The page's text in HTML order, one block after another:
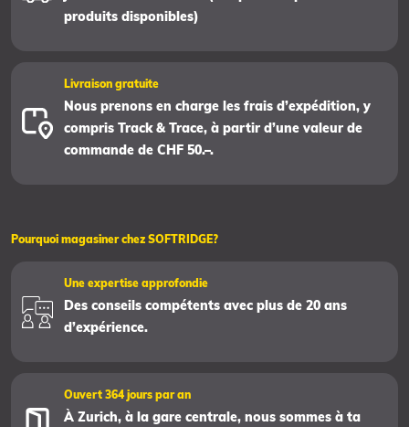
produits disponibles)
Livraison gratuite
Nous prenons en charge les frais d’expédition, y
compris Track & Trace, à partir d’une valeur de
commande de CHF 50.–.
Pourquoi magasiner chez SOFTRIDGE?
Une expertise approfondie
Des conseils compétents avec plus de 20 ans
d’expérience.
Ouvert 364 jours par an
À Zurich, à la gare centrale, nous sommes à ta